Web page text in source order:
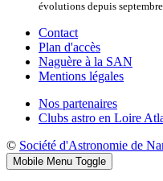
évolutions depuis
Contact
Plan d'accès
Naguère à la SAN
Mentions légales
Nos partenaires
Clubs astro en Loire
© Société d'Astronomie de
Mobile Menu Toggle